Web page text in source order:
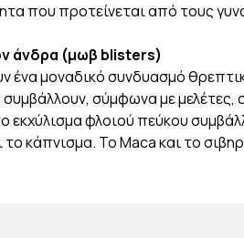
που προτείνεται από τους
άνδρα (μωβ blisters)
ένα μοναδικό συνδυασμό
συμβάλλουν, σύμφωνα με
το εκχύλισμα φλοιού πεύκου
κάπνισμα. Το Maca και το